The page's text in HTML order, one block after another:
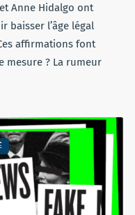
Anne Hidalgo ont
baisser l’âge légal
affirmations font
mesure ? La rumeur